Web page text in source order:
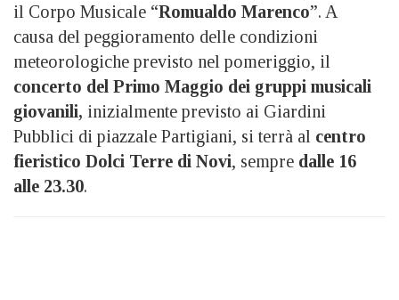
il Corpo Musicale “Romualdo Marenco”. A
causa del peggioramento delle condizioni
meteorologiche previsto nel pomeriggio, il
concerto del Primo Maggio dei gruppi musicali
giovanili, inizialmente previsto ai Giardini
Pubblici di piazzale Partigiani, si terrà al centro
fieristico Dolci Terre di Novi, sempre dalle 16
alle 23.30.